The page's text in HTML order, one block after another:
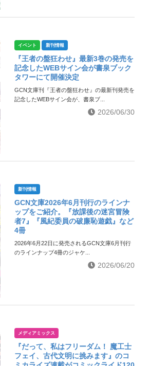
イベント 新刊情報
『王者の盤狂わせ』最新3巻の発売を
記念したWEBサイン会が書泉ブック
タワーにて開催決定
GCN文庫刊『王者の盤狂わせ』の最新刊発売を
記念したWEBサイン会が、書泉ブ...
2026/06/30
新刊情報
GCN文庫2026年6月刊行のラインナ
ップをご紹介。『放課後の迷宮冒険
者7』『風紀委員の破廉恥遊戯』など
4冊
2026年6月22日に発売されるGCN文庫6月刊行
のラインナップ4冊のジャケ...
2026/06/20
メディアミックス
『だって、私はフリーダム！ 魔工士
フェイ、古代文明に挑みます』のコ